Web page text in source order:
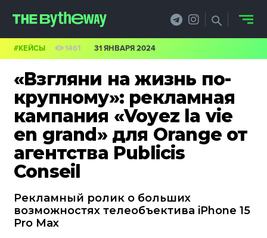
«Взгляни на жизнь по-
крупному»: рекламная
кампания «Voyez la vie
en grand» для Orange от
агентства Publicis
Conseil
Рекламный ролик о больших
возможностях телеобъектива iPhone 15
Pro Max
#КЕЙСЫ 1461 31 ЯНВАРЯ 2024
PRO.ОБЗОР
КЕЙСЫ
ФИЛОСОФИЯ
БИЗНЕС И
ТЕХНОЛОГИИ